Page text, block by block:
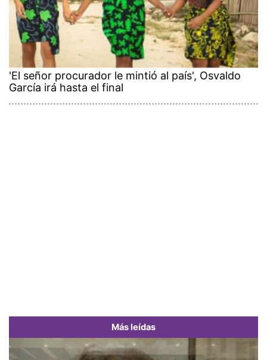
'El señor procurador le mintió al país', Osvaldo
García irá hasta el final
Más leídas